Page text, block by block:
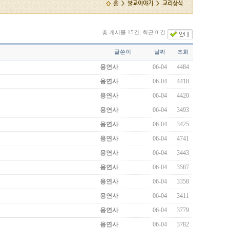
홈 > 불교이야기 > 교리상식
총 게시물 15건, 최근 0 건
글쓴이 날짜 조회
용연사 06-04
4484
용연사 06-04
4418
용연사 06-04
4420
용연사 06-04
3493
용연사 06-04
3425
용연사 06-04
4741
용연사 06-04
3443
용연사 06-04
3587
용연사 06-04
3358
용연사 06-04
3411
용연사 06-04
3779
용연사 06-04 3782